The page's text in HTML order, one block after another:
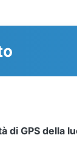
GPS della